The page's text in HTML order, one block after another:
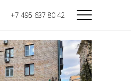
+7 495 637 80 42
Башня Федерация-II
Запад
Башня Федерация-I
Восток